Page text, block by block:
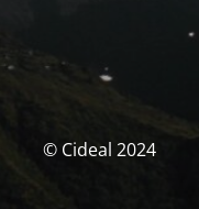
© Cideal 2024